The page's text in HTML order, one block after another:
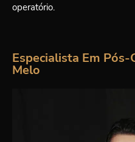
operatório.
Especialista Em
Melo